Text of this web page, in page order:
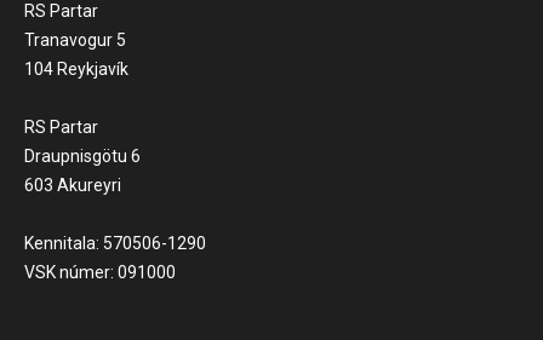
RS Partar
Tranavogur 5
104 Reykjavík
RS Partar
Draupnisgötu 6
603 Akureyri
Kennitala: 570506-1290
VSK númer: 091000